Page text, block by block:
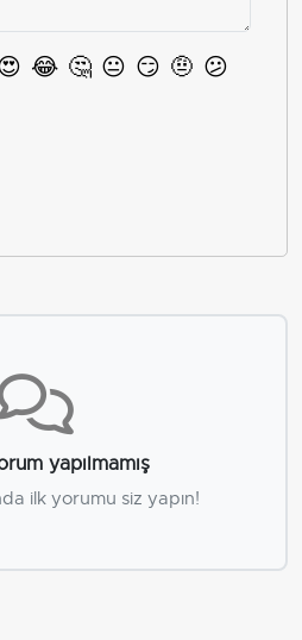
😂 🤔 😐 😏 🤨 😕
yapılmamış
ilk yorumu siz yapın!